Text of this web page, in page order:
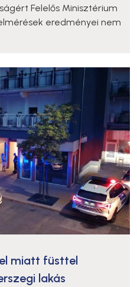
Felelős Minisztérium
eredményei nem
miatt füsttel
lakás